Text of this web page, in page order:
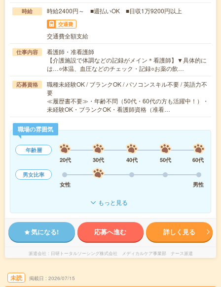
時給 時給2400円～ ■週払いOK ■日収1万9200円以上
交通費
交通費全額支給
仕事内容
看護師・准看護師
【介護施設で体調などの記録がメイン＊看護師】▼具体的に
は…○体温、血圧などのチェック・記録○お薬の飲…
応募資格
職種未経験OK / ブランクOK / パソコンスキル不要 / 英語力不
要
≪履歴書不要≫・年齢不問（50代・60代の方も活躍中！）・
未経験OK・ブランクOK・看護師資格（准看…
職場の雰囲気
年齢層
20代
30代 40代 50代
60代
男女比率
女性
男性
もっと見る
気になる! 応募へ進む 詳しく見る
派遣会社 日研トータルソーシング株式会社 メディカルケア事業部 ナース派遣
未読 掲載日 2026/07/15